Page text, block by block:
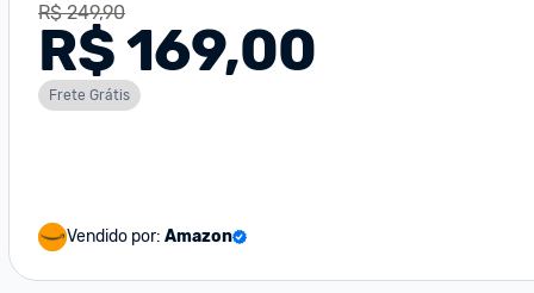
R$ 249,90
R$ 169,00
Frete Grátis
Vendido por: Amazon